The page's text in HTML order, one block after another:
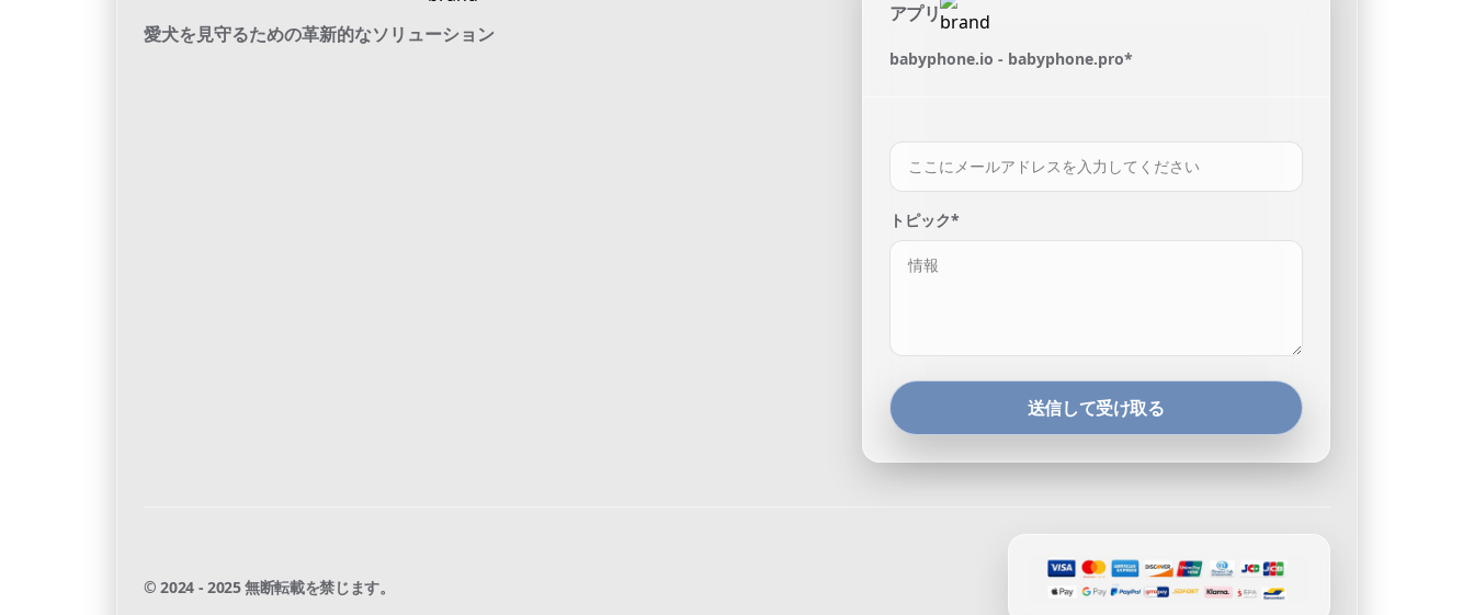
愛犬を見守るための革新的なソリューション
アプリ
babyphone.io - babyphone.pro*
トピック*
送信して受け取る
© 2024 - 2025 無断転載を禁じます。